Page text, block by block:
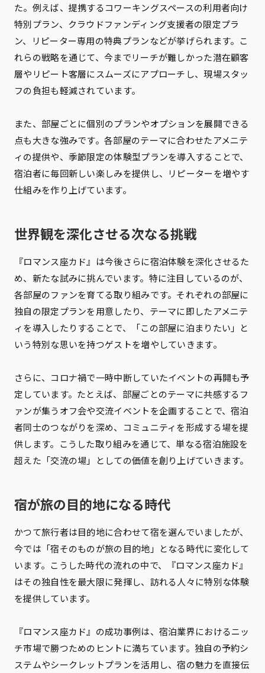
た。例えば、提携するコワーキングスペースの利用者向け
特別プラン、クラウドファンディング支援者の限定プラ
ン、リピーター専用の特典プランなどが挙げられます。こ
れらの戦略を通じて、今までリーチが難しかった潜在顧客
層やリピート客層にスムーズにアプローチし、現場スタッ
フの負担も軽減されています。
また、部屋ごとに個別のプランやオプションを展開できる
点も大きな強みです。各部屋のテーマに合わせたアメニテ
ィの提供や、季節限定の体験型プランを導入することで、
宿泊者に毎回新しい楽しみを提供し、リピーターを増やす
仕組みを作り上げています。
世界観を深化させる次なる挑戦
『ロマンス座カド』は今後さらに宿泊体験を深化させるた
め、新たな試みに挑んでいます。特に注目しているのが、
各部屋のファンを育てる取り組みです。それぞれの部屋に
独自の限定プランを用意したり、テーマに即したアメニテ
ィを導入したりすることで、「この部屋に泊まりたい」と
いう特別な思いを持つゲストを増やしていきます。
さらに、コロナ禍で一時中断していたイベントの再開も予
定しています。たとえば、部屋ごとのテーマに共感するフ
ァンが集うオフ会や交流イベントを企画することで、宿泊
者同士のつながりを深め、コミュニティを形成する場を提
供します。こうした取り組みを通じて、単なる宿泊施設を
超えた「交流の場」としての価値を創り上げていきます。
宿が旅の目的地になる時代
かつて旅行者は目的地に合わせて宿を選んでいましたが、
今では「宿そのものが旅の目的地」となる時代に変化して
います。こうした時代の流れの中で、『ロマンス座カド』
はその独自性を最大限に発揮し、訪れる人々に特別な体験
を提供しています。
『ロマンス座カド』の成功事例は、宿泊業界におけるニッ
チ市場で勝つためのヒントに満ちています。独自の予約シ
ステムやシークレットプランを活用し、宿の魅力を直接伝